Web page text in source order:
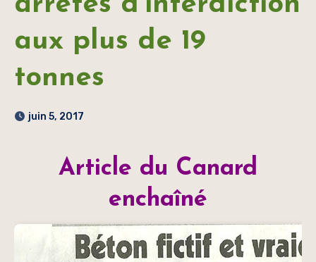
aux plus de 19
tonnes
juin 5, 2017
Article du Canard
enchaîné